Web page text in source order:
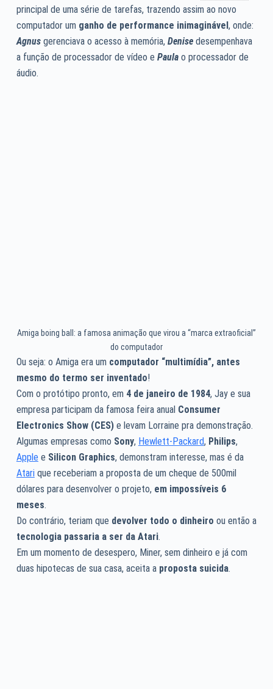
principal de uma série de tarefas, trazendo assim ao novo
computador um ganho de performance inimaginável, onde:
Agnus gerenciava o acesso à memória, Denise desempenhava
a função de processador de vídeo e Paula o processador de
áudio.
Amiga boing ball: a famosa animação que virou a “marca extraoficial”
do computador
Ou seja: o Amiga era um computador “multimídia”, antes
mesmo do termo ser inventado!
Com o protótipo pronto, em 4 de janeiro de 1984, Jay e sua
empresa participam da famosa feira anual Consumer
Electronics Show (CES)e levam Lorraine pra demonstração.
Algumas empresas como Sony, Hewlett-Packard, Philips,
Apple e Silicon Graphics, demonstram interesse, mas é da
Atarique receberiam a proposta de um cheque de 500mil
dólares para desenvolver o projeto, em impossíveis 6
meses.
Do contrário, teriam que devolver todo o dinheiro ou então a
tecnologia passaria a ser da Atari.
Em um momento de desespero, Miner, sem dinheiro e já com
duas hipotecas de sua casa, aceita a proposta suicida.